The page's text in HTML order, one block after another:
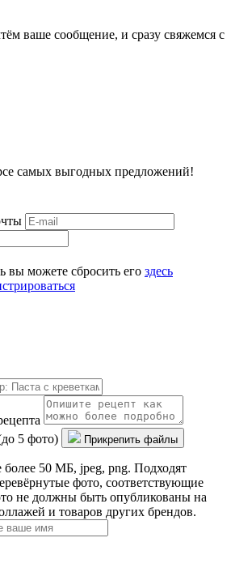
ваше сообщение, и сразу свяжемся с
самых выгодных предложений!
вы можете сбросить его здесь
5 фото)
Прикрепить файлы
50 МБ, jpeg, png. Подходят
фото, соответствующие
не должны быть опубликованы на
и товаров других брендов.